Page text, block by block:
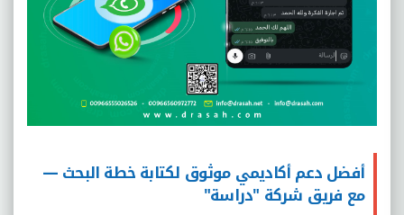
أفضل دعم أكاديمي موثوق لكتابة خطة البحث —
مع فريق شركة "دراسة"